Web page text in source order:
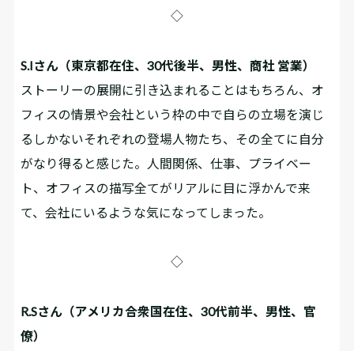
◇
S.Iさん（東京都在住、30代後半、男性、商社 営業）
ストーリーの展開に引き込まれることはもちろん、オ
フィスの情景や会社という枠の中で自らの立場を演じ
るしかないそれぞれの登場人物たち、その全てに自分
がなり得ると感じた。人間関係、仕事、プライベー
ト、オフィスの描写全てがリアルに目に浮かんで来
て、会社にいるような気になってしまった。
◇
R.Sさん（アメリカ合衆国在住、30代前半、男性、官
僚）